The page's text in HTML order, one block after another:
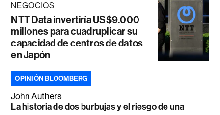
NEGOCIOS
NTT Data invertiría US$9.000
millones para cuadruplicar su
capacidad de centros de datos
en Japón
OPINIÓN BLOOMBERG
John Authers
La historia de dos burbujas y el riesgo de una